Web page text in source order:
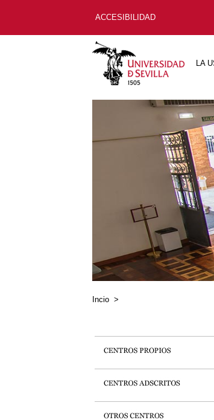
ACCESIBILIDAD
LA
Incio >